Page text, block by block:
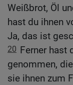
Weißbrot, Öl
hast du ihnen
Ja, das ist
20 Ferner hast
genommen,
sie ihnen zum